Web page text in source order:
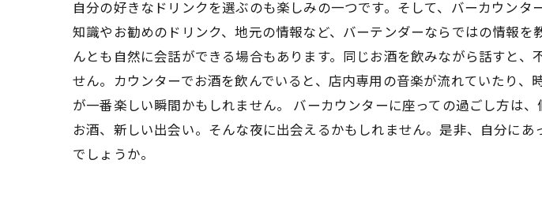
自分の好きなドリンクを選ぶのも楽しみの一つです。そして、バーカウン
知識やお勧めのドリンク、地元の情報など、バーテンダーならではの情報
んとも自然に会話ができる場合もあります。同じお酒を飲みながら話すと
せん。カウンターでお酒を飲んでいると、店内専用の音楽が流れていたり
が一番楽しい瞬間かもしれません。 バーカウンターに座っての過ごし方は
お酒、新しい出会い。そんな夜に出会えるかもしれません。是非、自分に
でしょうか。